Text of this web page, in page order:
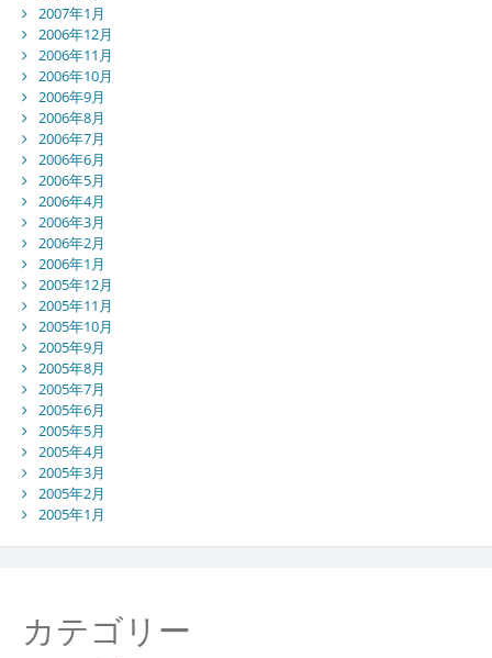
2007年1月
2006年12月
2006年11月
2006年10月
2006年9月
2006年8月
2006年7月
2006年6月
2006年5月
2006年4月
2006年3月
2006年2月
2006年1月
2005年12月
2005年11月
2005年10月
2005年9月
2005年8月
2005年7月
2005年6月
2005年5月
2005年4月
2005年3月
2005年2月
2005年1月
カテゴリー